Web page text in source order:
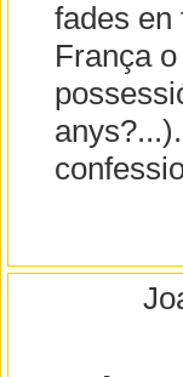
fades en
França